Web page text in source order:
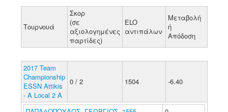
Τουρνουά
Σκορ
(σε
αξιολογημένες
παρτίδες)
ELO
αντιπάλων
Μεταβολή
ή
Απόδοση
2017 Team
Championship
ESSN Attikis
- A Local 2 A
0 / 2 1504 -6.40